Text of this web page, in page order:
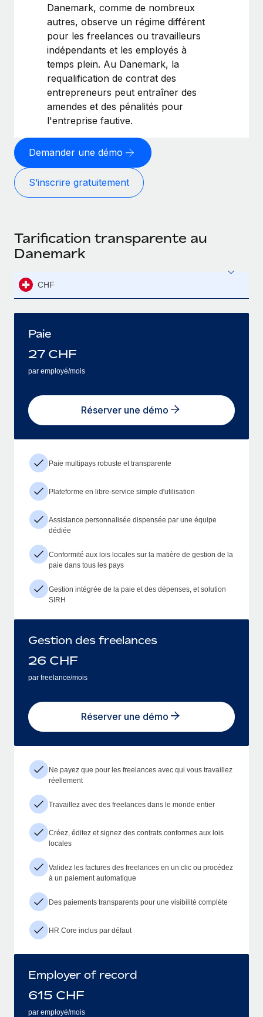
Danemark, comme de nombreux
autres, observe un régime différent
pour les freelances ou travailleurs
indépendants et les employés à
temps plein. Au Danemark, la
requalification de contrat des
entrepreneurs peut entraîner des
amendes et des pénalités pour
l'entreprise fautive.
Demander une démo
S’inscrire gratuitement
Tarification transparente au
Danemark
CHF
Paie
27 CHF
par employé/mois
Réserver une démo
Paie multipays robuste et transparente
Plateforme en libre-service simple d'utilisation
Assistance personnalisée dispensée par une équipe
dédiée
Conformité aux lois locales sur la matière de gestion de la
paie dans tous les pays
Gestion intégrée de la paie et des dépenses, et solution
SIRH
Gestion des freelances
26 CHF
par freelance/mois
Réserver une démo
Ne payez que pour les freelances avec qui vous travaillez
réellement
Travaillez avec des freelances dans le monde entier
Créez, éditez et signez des contrats conformes aux lois
locales
Validez les factures des freelances en un clic ou procédez
à un paiement automatique
Des paiements transparents pour une visibilité complète
HR Core inclus par défaut
Employer of record
615 CHF
par employé/mois